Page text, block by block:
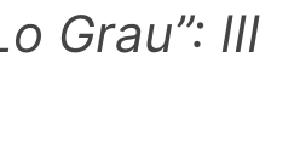
Grau”: III